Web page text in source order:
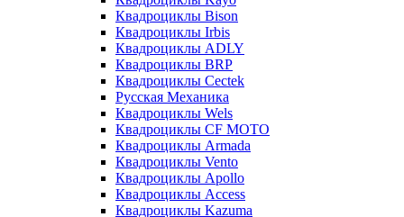
Квадроциклы Bison
Квадроциклы Irbis
Квадроциклы ADLY
Квадроциклы BRP
Квадроциклы Cectek
Русская Механика
Квадроциклы Wels
Квадроциклы CF MOTO
Квадроциклы Armada
Квадроциклы Vento
Квадроциклы Apollo
Квадроциклы Access
Квадроциклы Kazuma